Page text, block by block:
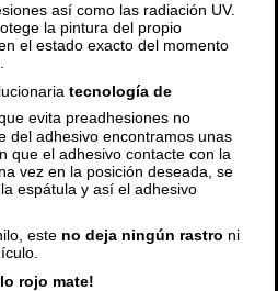
así como las radiación UV.
la pintura del propio
el estado exacto del momento
tecnología de
que evita preadhesiones no
del adhesivo encontramos unas
que el adhesivo contacte con la
vez en la posición deseada, se
espátula y así el adhesivo
este no deja ningún rastro ni
rojo mate!